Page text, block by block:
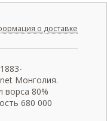
о доставке
Монголия.
ворса 80%
680 000